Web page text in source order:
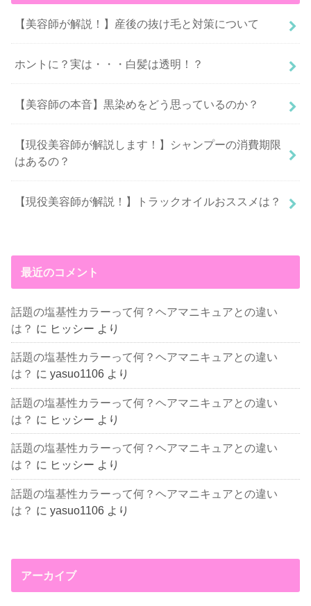
【美容師が解説！】産後の抜け毛と対策について
ホントに？実は・・・白髪は透明！？
【美容師の本音】黒染めをどう思っているのか？
【現役美容師が解説します！】シャンプーの消費期限
はあるの？
【現役美容師が解説！】トラックオイルおススメは？
最近のコメント
話題の塩基性カラーって何？ヘアマニキュアとの違い
は？ に ヒッシー より
話題の塩基性カラーって何？ヘアマニキュアとの違い
は？ にyasuo1106 より
話題の塩基性カラーって何？ヘアマニキュアとの違い
は？ に ヒッシー より
話題の塩基性カラーって何？ヘアマニキュアとの違い
は？ に ヒッシー より
話題の塩基性カラーって何？ヘアマニキュアとの違い
は？ にyasuo1106 より
アーカイブ